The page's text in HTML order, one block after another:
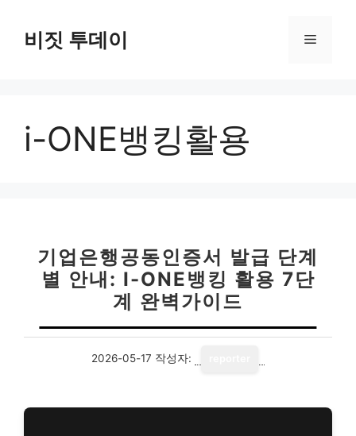
비짓 투데이 메
i-ONE뱅킹활용
기업은행공동인증서 발급 단계
별 안내: I-ONE뱅킹 활용 7단
계 완벽가이드
2026-05-17 작성자: